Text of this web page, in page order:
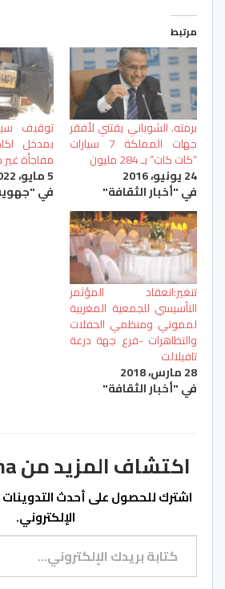
مرتبط
برمته. الشوباني يقتني لأفقر
جهات المملكة 7 سيارات
“كات كات” بـ 284 مليون
24 يونيو، 2016
في "أخبار الثقافة"
توقيف
بمدخل
مفاجأة
5 مايو، 2022
في
تنغير:انعقاد المؤثمر
التأسيسي للجمعية المغربية
لمموني ومنظمي الحفلات
والتظاهرات -فرع جهة درعة
تافيلالت
28 مارس، 2018
في "أخبار الثقافة"
اكتشاف المزيد من azulpress.ma
اشترك للحصول على أحدث
الإلكتروني.
كتابة بريدك الإلكتروني...